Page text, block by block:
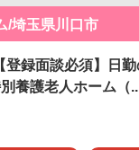
/埼玉県川口市
登録面談必須】日
養護老人ホーム（